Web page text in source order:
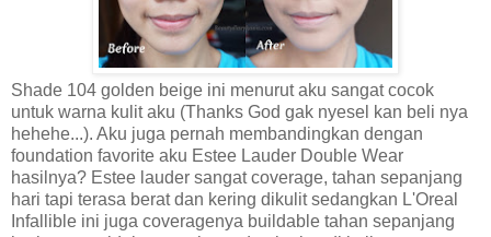
Shade 104 golden beige ini menurut aku sangat cocok
untuk warna kulit aku (Thanks God gak nyesel kan beli nya
hehehe...). Aku juga pernah membandingkan dengan
foundation favorite aku Estee Lauder Double Wear
hasilnya? Estee lauder sangat coverage, tahan sepanjang
hari tapi terasa berat dan kering dikulit sedangkan L'Oreal
Infallible ini juga coveragenya buildable tahan sepanjang